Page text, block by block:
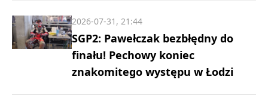
SGP2: Pawełczak bezbłędny do
finału! Pechowy koniec
znakomitego występu w Łodzi
2026-07-31, 21:44